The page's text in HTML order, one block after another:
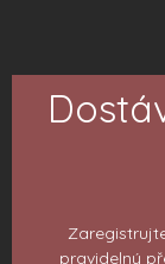
pravidelný